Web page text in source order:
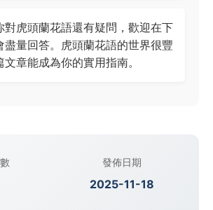
對虎頭蘭花語還有疑問，歡迎在下
盡量回答。虎頭蘭花語的世界很豐
章能成為你的實用指南。
發佈日期
2025-11-18